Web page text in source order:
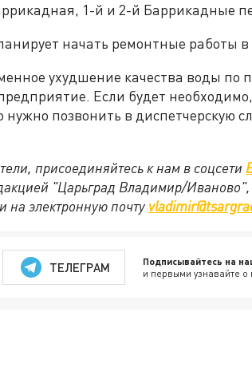
1-й и 2-й Баррикадные
начать ремонтные работы в
ухудшение качества воды по
Если будет
нужно позвонить в диспетчерскую
присоединяйтесь к нам в соцсети
"Царьград Владимир/
на электронную почту
ТЕЛЕГРАМ Подписывайтесь на
и первыми узнавайте